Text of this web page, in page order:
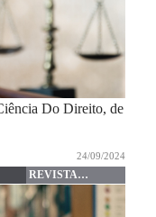
Do Direito, de
24/09/2024
REVISTA
FORENSE